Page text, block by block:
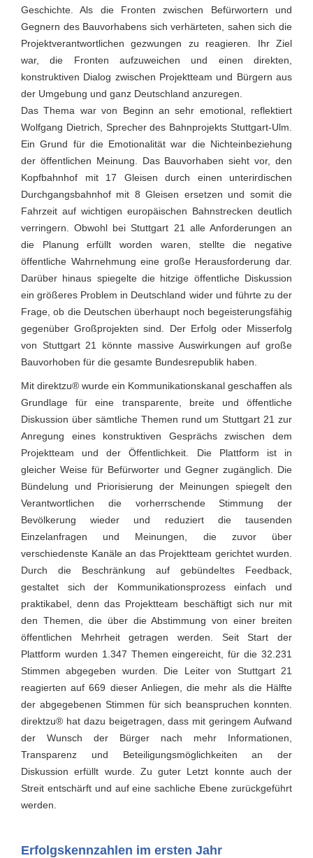
Geschichte. Als die Fronten zwischen Befürwortern und
Gegnern des Bauvorhabens sich verhärteten, sahen sich die
Projektverantwortlichen gezwungen zu reagieren. Ihr Ziel
war, die Fronten aufzuweichen und einen direkten,
konstruktiven Dialog zwischen Projektteam und Bürgern aus
der Umgebung und ganz Deutschland anzuregen.
Das Thema war von Beginn an sehr emotional, reflektiert
Wolfgang Dietrich, Sprecher des Bahnprojekts Stuttgart-Ulm.
Ein Grund für die Emotionalität war die Nichteinbeziehung
der öffentlichen Meinung. Das Bauvorhaben sieht vor, den
Kopfbahnhof mit 17 Gleisen durch einen unterirdischen
Durchgangsbahnhof mit 8 Gleisen ersetzen und somit die
Fahrzeit auf wichtigen europäischen Bahnstrecken deutlich
verringern. Obwohl bei Stuttgart 21 alle Anforderungen an
die Planung erfüllt worden waren, stellte die negative
öffentliche Wahrnehmung eine große Herausforderung dar.
Darüber hinaus spiegelte die hitzige öffentliche Diskussion
ein größeres Problem in Deutschland wider und führte zu der
Frage, ob die Deutschen überhaupt noch begeisterungsfähig
gegenüber Großprojekten sind. Der Erfolg oder Misserfolg
von Stuttgart 21 könnte massive Auswirkungen auf große
Bauvorhoben für die gesamte Bundesrepublik haben.
Mit direktzu® wurde ein Kommunikationskanal geschaffen als
Grundlage für eine transparente, breite und öffentliche
Diskussion über sämtliche Themen rund um Stuttgart 21 zur
Anregung eines konstruktiven Gesprächs zwischen dem
Projektteam und der Öffentlichkeit. Die Plattform ist in
gleicher Weise für Befürworter und Gegner zugänglich. Die
Bündelung und Priorisierung der Meinungen spiegelt den
Verantwortlichen die vorherrschende Stimmung der
Bevölkerung wieder und reduziert die tausenden
Einzelanfragen und Meinungen, die zuvor über
verschiedenste Kanäle an das Projektteam gerichtet wurden.
Durch die Beschränkung auf gebündeltes Feedback,
gestaltet sich der Kommunikationsprozess einfach und
praktikabel, denn das Projektteam beschäftigt sich nur mit
den Themen, die über die Abstimmung von einer breiten
öffentlichen Mehrheit getragen werden. Seit Start der
Plattform wurden 1.347 Themen eingereicht, für die 32.231
Stimmen abgegeben wurden. Die Leiter von Stuttgart 21
reagierten auf 669 dieser Anliegen, die mehr als die Hälfte
der abgegebenen Stimmen für sich beanspruchen konnten.
direktzu® hat dazu beigetragen, dass mit geringem Aufwand
der Wunsch der Bürger nach mehr Informationen,
Transparenz und Beteiligungsmöglichkeiten an der
Diskussion erfüllt wurde. Zu guter Letzt konnte auch der
Streit entschärft und auf eine sachliche Ebene zurückgeführt
werden.
Erfolgskennzahlen im ersten Jahr